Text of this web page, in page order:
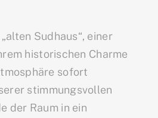
Sudhaus“, einer
historischen Charme
sofort
stimmungsvollen
der Raum in ein